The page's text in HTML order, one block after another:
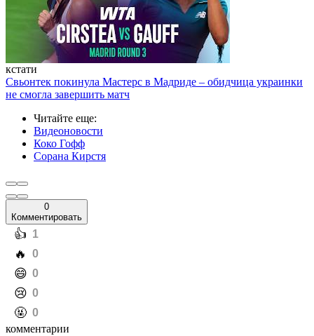
кстати
Свьонтек покинула Мастерс в Мадриде – обидчица украинки
не смогла завершить матч
Читайте еще:
Видеоновости
Коко Гофф
Сорана Кирстя
0
Комментировать
️👍 1
️🔥 0
️😄 0
️😢 0
️🤬 0
комментарии